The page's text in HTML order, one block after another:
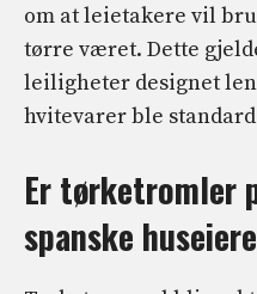
om at leietakere vil
tørre været. Dette
leiligheter designet
hvitevarer ble
Er tørketromler
spanske